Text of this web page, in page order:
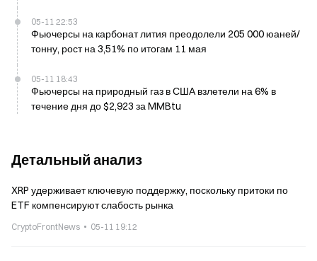
05-11 22:53
Фьючерсы на карбонат лития преодолели 205 000 юаней/
тонну, рост на 3,51% по итогам 11 мая
05-11 18:43
Фьючерсы на природный газ в США взлетели на 6% в
течение дня до $2,923 за MMBtu
Детальный анализ
XRP удерживает ключевую поддержку, поскольку притоки по
ETF компенсируют слабость рынка
CryptoFrontNews 05-11 19:12